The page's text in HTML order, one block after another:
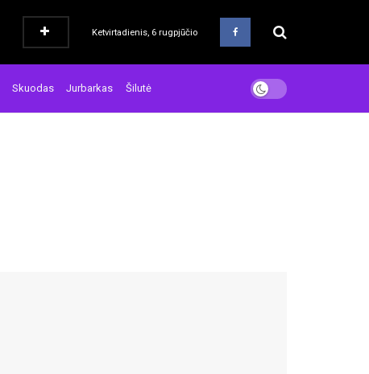
Ketvirtadienis, 6 rugpjūčio
Skuodas Jurbarkas Šilutė